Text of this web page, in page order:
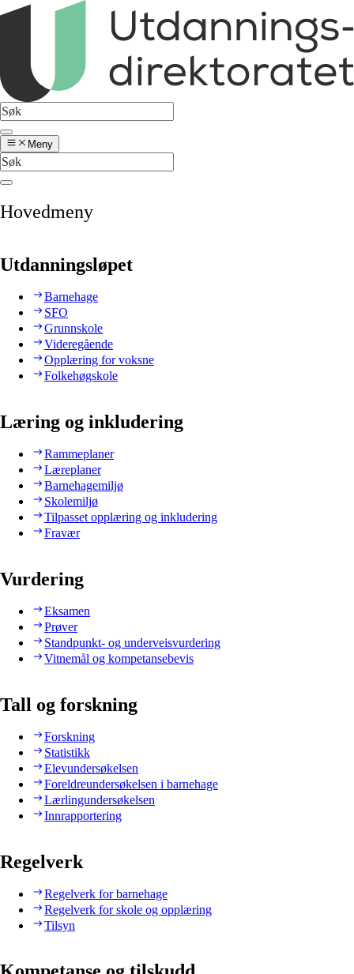
Meny
Hovedmeny
Utdanningsløpet
Barnehage
SFO
Grunnskole
Videregående
Opplæring for voksne
Folkehøgskole
Læring og inkludering
Rammeplaner
Læreplaner
Barnehagemiljø
Skolemiljø
Tilpasset opplæring og inkludering
Fravær
Vurdering
Eksamen
Prøver
Standpunkt- og underveisvurdering
Vitnemål og kompetansebevis
Tall og forskning
Forskning
Statistikk
Elevundersøkelsen
Foreldreundersøkelsen i barnehage
Lærlingundersøkelsen
Innrapportering
Regelverk
Regelverk for barnehage
Regelverk for skole og opplæring
Tilsyn